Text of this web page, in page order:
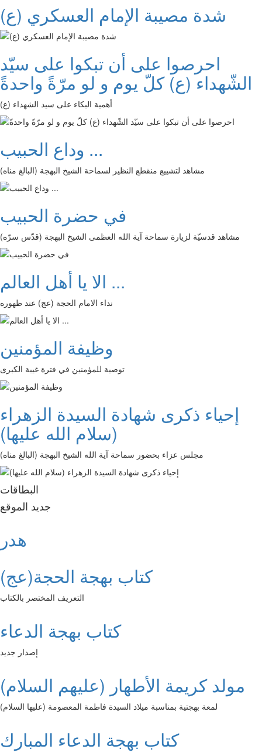
شدة مصيبة الإمام العسكري (ع)
احرصوا على أن تبكوا على سيّد
الشّهداء (ع) كلّ يوم و لو مرّةً واحدةً
أهمية البكاء على سيد الشهداء (ع)
وداع الحبيب ...
مشاهد لتشييع منقطع النظير لسماحة الشيخ البهجة (البالغ مناه)
في حضرة الحبيب
مشاهد قدسيّة لزيارة سماحة آية الله العظمى الشيخ البهجة (قدّس سرّه)
الا يا أهل العالم ...
نداء الامام الحجة (عج) عند ظهوره
وظيفة المؤمنين
توصية للمؤمنين في فترة غيبة الكبرى
إحياء ذكرى شهادة السيدة الزهراء
(سلام الله عليها)
مجلس عزاء بحضور سماحة آية الله الشيخ البهجة (البالغ مناه)
البطاقات
جديد الموقع
هدر
كتاب بهجة الحجة(عج)
التعريف المختصر بالكتاب
كتاب بهجة الدعاء
إصدار جديد
مولد كريمة الأطهار (عليهم السلام)
لمعة بهجتية بمناسبة ميلاد السيدة فاطمة المعصومة (عليها السلام)
كتاب بهجة الدعاء المبارك